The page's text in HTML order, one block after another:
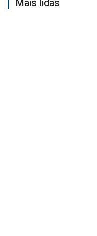
Mais lidas